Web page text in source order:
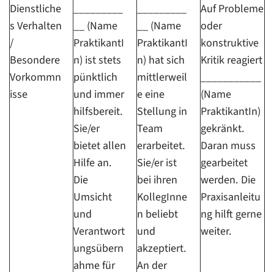
Dienstliche
s Verhalten
/
Besondere
Vorkommn
isse
_________
__ (Name
PraktikantI
n) ist stets
pünktlich
und immer
hilfsbereit.
Sie/er
bietet allen
Hilfe an.
Die
Umsicht
und
Verantwort
ungsübern
ahme für
_________
__ (Name
PraktikantI
n) hat sich
mittlerweil
e eine
Stellung in
Team
erarbeitet.
Sie/er ist
bei ihren
KollegInne
n beliebt
und
akzeptiert.
An der
Auf Probleme
oder
konstruktive
Kritik reagiert
___________
(Name
PraktikantIn)
gekränkt.
Daran muss
gearbeitet
werden. Die
Praxisanleitu
ng hilft gerne
weiter.